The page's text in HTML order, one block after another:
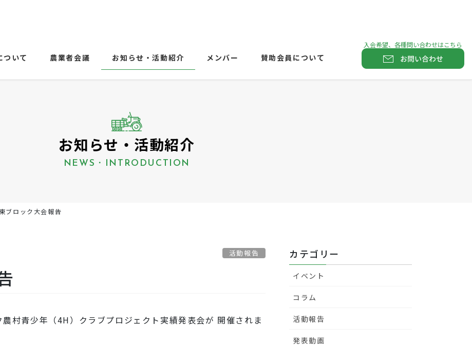
ついて 農業者会議 お知らせ・活動紹介 メンバー
賛助会員について
お知らせ・活動紹介
NEWS・INTRODUCTION
ブロック大会報告
活動報告
村青少年（4H）クラブプロジェクト実績発表会が 開催されま
カテゴリー
イベント
コラム
活動報告
発表動画